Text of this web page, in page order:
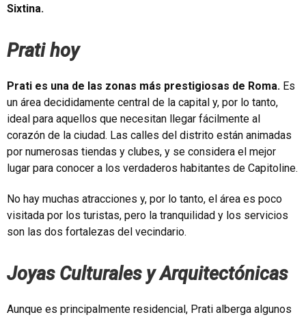
Sixtina.
Prati hoy
Prati es una de las zonas más prestigiosas de Roma. Es
un área decididamente central de la capital y, por lo tanto,
ideal para aquellos que necesitan llegar fácilmente al
corazón de la ciudad. Las calles del distrito están animadas
por numerosas tiendas y clubes, y se considera el mejor
lugar para conocer a los verdaderos habitantes de Capitoline.
No hay muchas atracciones y, por lo tanto, el área es poco
visitada por los turistas, pero la tranquilidad y los servicios
son las dos fortalezas del vecindario.
Joyas Culturales y Arquitectónicas
Aunque es principalmente residencial, Prati alberga algunos